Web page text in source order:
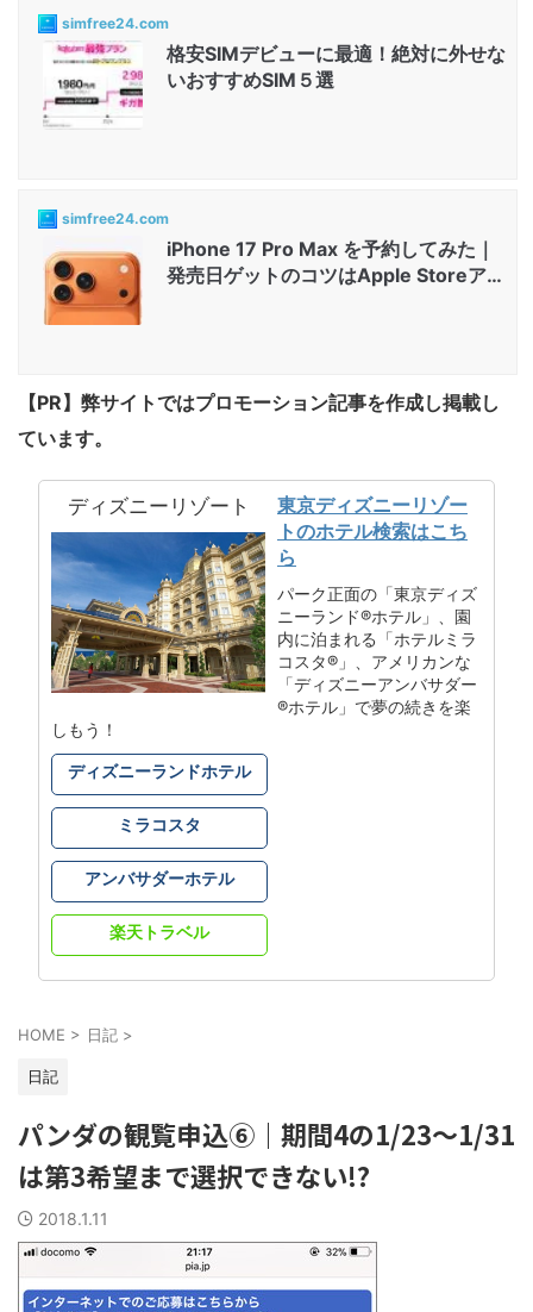
simfree24.com
格安SIMデビューに最適！絶対に外せな
いおすすめSIM５選
simfree24.com
iPhone 17 Pro Max を予約してみた｜
発売日ゲットのコツはApple Storeアプ
【PR】弊サイトではプロモーション記事を作成し掲載し
ています。
ディズニーリゾート
東京ディズニーリゾー
トのホテル検索はこち
ら
パーク正面の「東京ディズ
ニーランド®ホテル」、園
内に泊まれる「ホテルミラ
コスタ®」、アメリカンな
「ディズニーアンバサダー
®ホテル」で夢の続きを楽
しもう！
ディズニーランドホテル
ミラコスタ
アンバサダーホテル
楽天トラベル
HOME > 日記 >
日記
パンダの観覧申込⑥｜期間4の1/23～1/31
は第3希望まで選択できない!?
2018.1.11